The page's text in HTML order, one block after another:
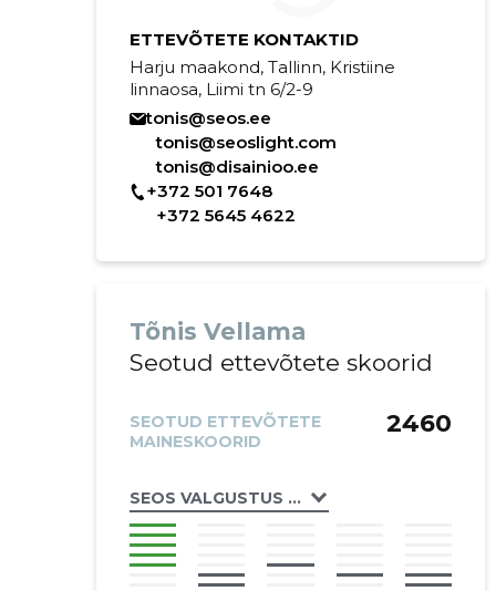
ETTEVÕTETE KONTAKTID
Harju maakond, Tallinn, Kristiine
linnaosa, Liimi tn 6/2-9
tonis@seos.ee
tonis@seoslight.com
tonis@disainioo.ee
+372 501 7648
+372 5645 4622
Tõnis Vellama
Seotud ettevõtete skoorid
SEOTUD ETTEVÕTETE
MAINESKOORID
SEOS VALGUSTUS OÜ
2460